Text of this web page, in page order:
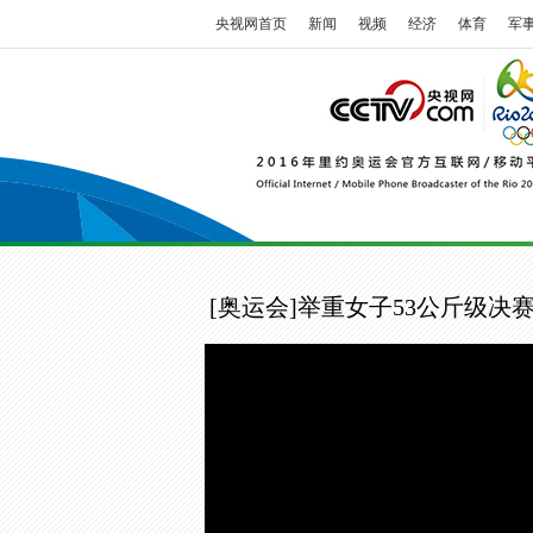
央视网首页 新闻 视频 经济 体育 军
[奥运会]举重女子53公斤级决